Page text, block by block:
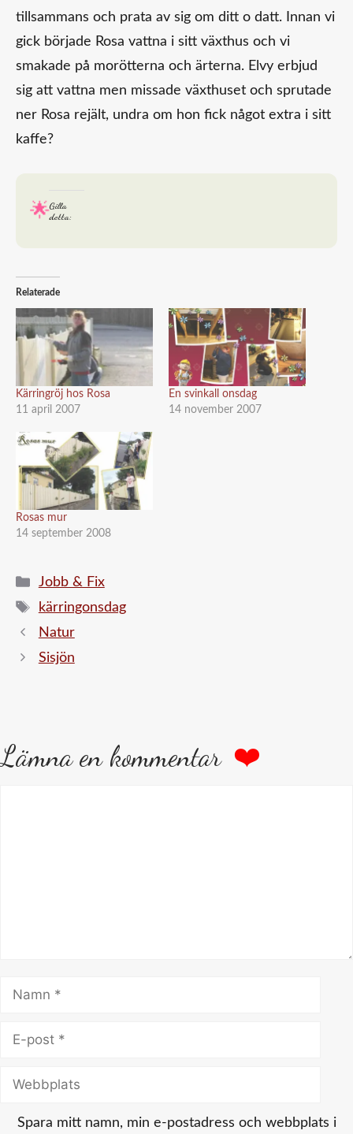
tillsammans och prata av sig om ditt o datt. Innan vi
gick började Rosa vattna i sitt växthus och vi
smakade på morötterna och ärterna. Elvy erbjud
sig att vattna men missade växthuset och sprutade
ner Rosa rejält, undra om hon fick något extra i sitt
kaffe?
Gilla
detta:
Relaterade
Kärringröj hos Rosa
11 april 2007
En svinkall onsdag
14 november 2007
Rosas mur
14 september 2008
Kategorier
Jobb & Fix
Etiketter
kärringonsdag
Natur
Sisjön
Lämna en kommentar
Namn
Webbplats
Spara mitt namn, min e-postadress och webbplats i